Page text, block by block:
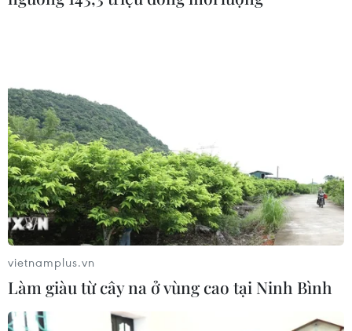
vietnamplus.vn
Làm giàu từ cây na ở vùng cao tại Ninh Bình